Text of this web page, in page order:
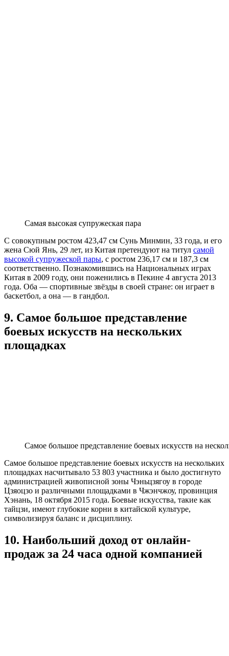
Самая высокая супружеская пара
С совокупным ростом 423,47 см Сунь Минмин, 33 года, и его
жена Сюй Янь, 29 лет, из Китая претендуют на титул самой
высокой супружеской пары, с ростом 236,17 см и 187,3 см
соответственно. Познакомившись на Национальных играх
Китая в 2009 году, они поженились в Пекине 4 августа 2013
года. Оба — спортивные звёзды в своей стране: он играет в
баскетбол, а она — в гандбол.
9. Самое большое представление
боевых искусств на нескольких
площадках
Самое большое представление боевых искусств на
Самое большое представление боевых искусств на нескольких
площадках насчитывало 53 803 участника и было достигнуто
администрацией живописной зоны Чэньцзягоу в городе
Цзяоцзо и различными площадками в Чжэнчжоу, провинция
Хэнань, 18 октября 2015 года. Боевые искусства, такие как
тайцзи, имеют глубокие корни в китайской культуре,
символизируя баланс и дисциплину.
10. Наибольший доход от онлайн-
продаж за 24 часа одной компанией